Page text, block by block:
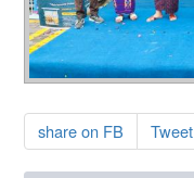
share on FB Tweet